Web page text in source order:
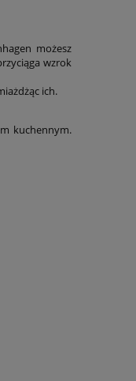
możesz
wzrok
ich.
kuchennym.